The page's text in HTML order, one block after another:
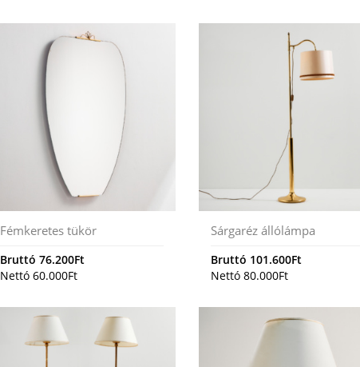
Fémkeretes tükör
Bruttó 76.200Ft
Nettó 60.000Ft
Sárgaréz állólámpa
Bruttó 101.600Ft
Nettó80.000Ft